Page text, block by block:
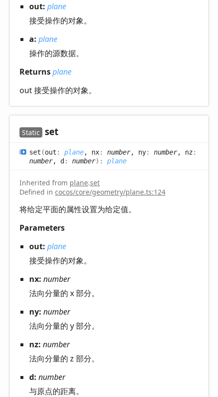
out: plane
接受操作的对象。
a: plane
操作的源数据。
Returnsplane
out 接受操作的对象。
Static set
set (out : plane, nx: number, ny: number, nz:
number, d : number) : plane
Inherited from plane.set
Defined in cocos/core/geometry/plane.ts:124
将给定平面的属性设置为给定值。
Parameters
out: plane
接受操作的对象。
nx: number
法向分量的 x 部分。
ny: number
法向分量的 y 部分。
nz: number
法向分量的 z 部分。
d: number
与原点的距离。